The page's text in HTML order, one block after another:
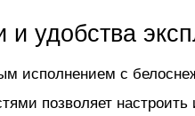
удобства
исполнением с
позволяет